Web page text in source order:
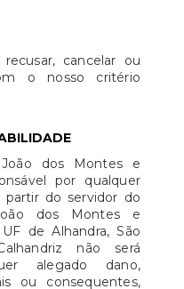
cancelar ou
o nosso critério
dos Montes e
por qualquer
do servidor do
dos Montes e
de Alhandra, São
não será
alegado dano,
ou consequentes,